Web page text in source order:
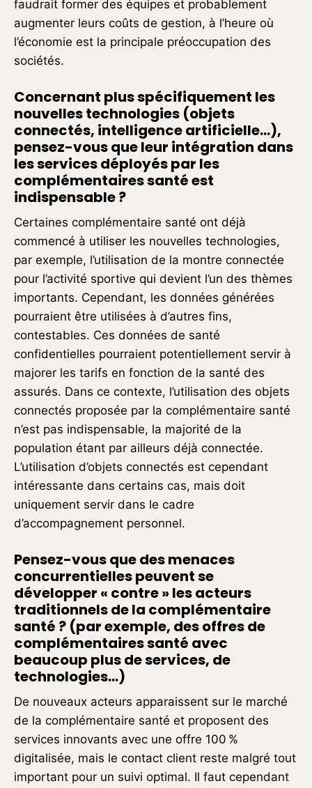
faudrait former des équipes et probablement
augmenter leurs coûts de gestion, à l’heure où
l’économie est la principale préoccupation des
sociétés.
Concernant plus spécifiquement les
nouvelles technologies (objets
connectés, intelligence artificielle…),
pensez-vous que leur intégration dans
les services déployés par les
complémentaires santé est
indispensable ?
Certaines complémentaire santé ont déjà
commencé à utiliser les nouvelles technologies,
par exemple, l’utilisation de la montre connectée
pour l’activité sportive qui devient l’un des thèmes
importants. Cependant, les données générées
pourraient être utilisées à d’autres fins,
contestables. Ces données de santé
confidentielles pourraient potentiellement servir à
majorer les tarifs en fonction de la santé des
assurés. Dans ce contexte, l’utilisation des objets
connectés proposée par la complémentaire santé
n’est pas indispensable, la majorité de la
population étant par ailleurs déjà connectée.
L’utilisation d’objets connectés est cependant
intéressante dans certains cas, mais doit
uniquement servir dans le cadre
d’accompagnement personnel.
Pensez-vous que des menaces
concurrentielles peuvent se
développer « contre » les acteurs
traditionnels de la complémentaire
santé ? (par exemple, des offres de
complémentaires santé avec
beaucoup plus de services, de
technologies…)
De nouveaux acteurs apparaissent sur le marché
de la complémentaire santé et proposent des
services innovants avec une offre 100 %
digitalisée, mais le contact client reste malgré tout
important pour un suivi optimal. Il faut cependant